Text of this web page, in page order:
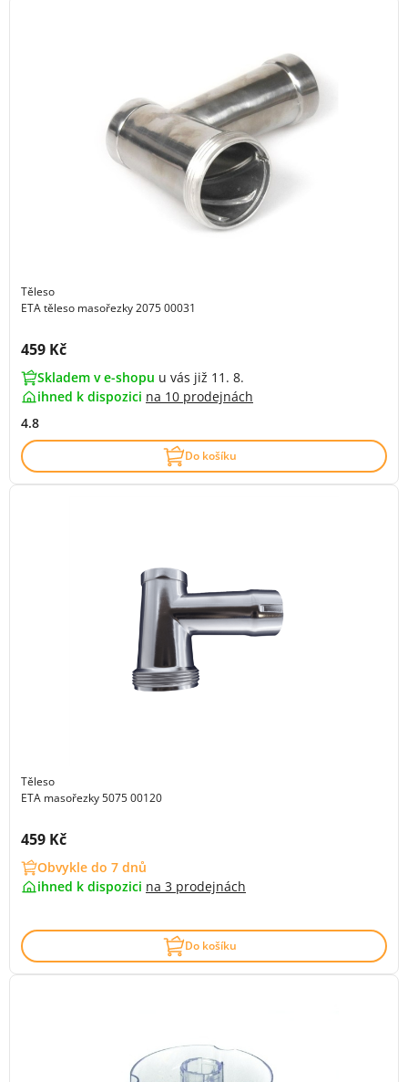
Těleso
ETA těleso masořezky 2075 00031
Cena s DPH:
459 Kč
Skladem v e-shopu u vás již 11. 8.
ihned k dispozici na 10 prodejnách
4.8
Do košíku
Těleso
ETA masořezky 5075 00120
Cena s DPH:
459 Kč
Obvykle do 7 dnů
ihned k dispozici na 3 prodejnách
Do košíku